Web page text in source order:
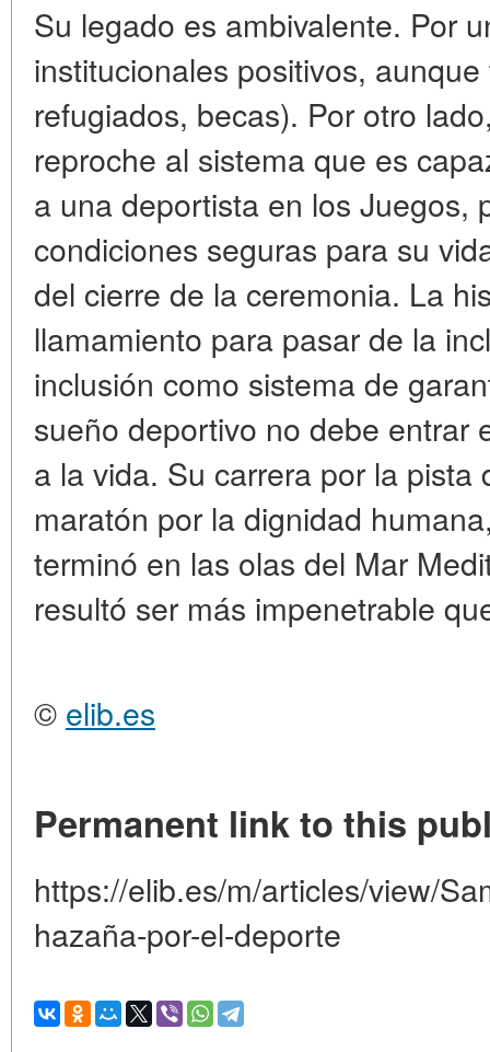
Su legado es ambivalente. Por
institucionales positivos,
refugiados, becas). Por otro
reproche al sistema que es
a una deportista en los Juegos,
condiciones seguras para su
del cierre de la ceremonia. La
llamamiento para pasar de la
inclusión como sistema de
sueño deportivo no debe entrar
a la vida. Su carrera por la
maratón por la dignidad
terminó en las olas del Mar
resultó ser más impenetrable
© elib.es
Permanent link to this
https://elib.es/m/articles/view/
hazaña-por-el-deporte